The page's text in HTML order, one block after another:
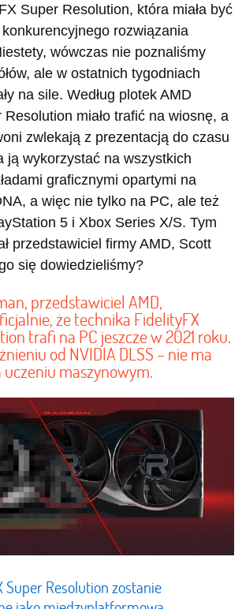
Super Resolution, która miała być
rozwiązania
wówczas nie poznaliśmy
ale w ostatnich tygodniach
na sile. Według plotek AMD
miało trafić na wiosnę, a
zwlekają z prezentacją do czasu
ją wykorzystać na wszystkich
graficznymi opartymi na
a więc nie tylko na PC, ale też
5 i Xbox Series X/S. Tym
przedstawiciel firmy AMD, Scott
się dowiedzieliśmy?
przedstawiciel AMD,
że technika FidelityFX
trafi na PC jeszcze w 2021 roku.
od NVIDIA DLSS – nie ma
uczeniu maszynowym.
Super Resolution zostanie